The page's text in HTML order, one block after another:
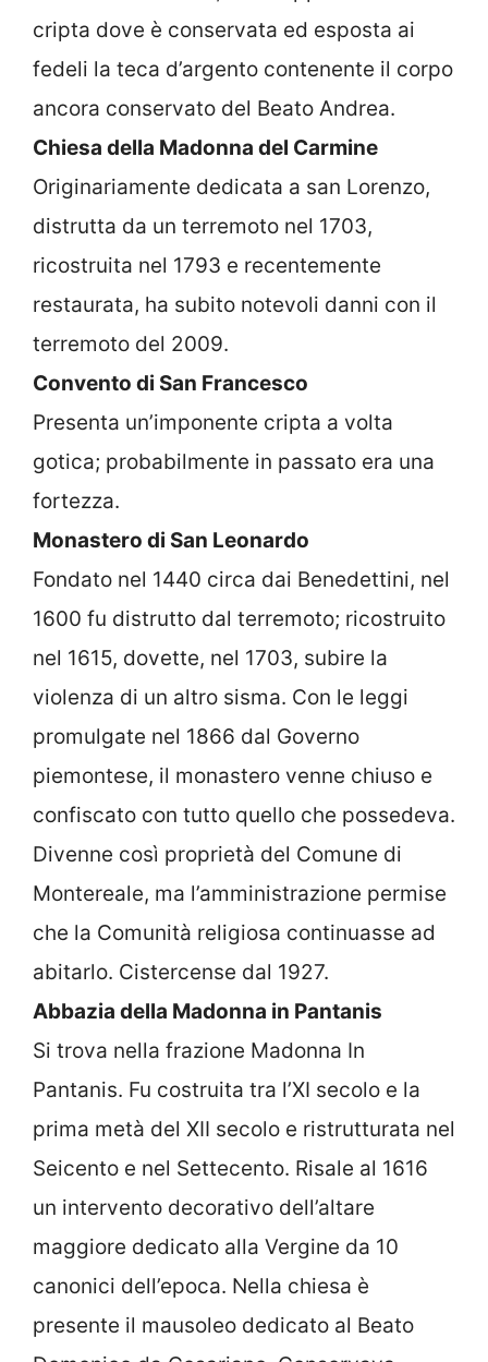
cripta dove è conservata ed esposta ai
fedeli la teca d’argento contenente il corpo
ancora conservato del Beato Andrea.
Chiesa della Madonna del Carmine
Originariamente dedicata a san Lorenzo,
distrutta da un terremoto nel 1703,
ricostruita nel 1793 e recentemente
restaurata, ha subito notevoli danni con il
terremoto del 2009.
Convento di San Francesco
Presenta un’imponente cripta a volta
gotica; probabilmente in passato era una
fortezza.
Monastero di San Leonardo
Fondato nel 1440 circa dai Benedettini, nel
1600 fu distrutto dal terremoto; ricostruito
nel 1615, dovette, nel 1703, subire la
violenza di un altro sisma. Con le leggi
promulgate nel 1866 dal Governo
piemontese, il monastero venne chiuso e
confiscato con tutto quello che possedeva.
Divenne così proprietà del Comune di
Montereale, ma l’amministrazione permise
che la Comunità religiosa continuasse ad
abitarlo. Cistercense dal 1927.
Abbazia della Madonna in Pantanis
Si trova nella frazione Madonna In
Pantanis. Fu costruita tra l’XI secolo e la
prima metà del XII secolo e ristrutturata nel
Seicento e nel Settecento. Risale al 1616
un intervento decorativo dell’altare
maggiore dedicato alla Vergine da 10
canonici dell’epoca. Nella chiesa è
presente il mausoleo dedicato al Beato